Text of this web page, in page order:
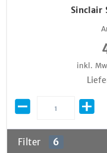
Sinclair
inkl.
Filter 6